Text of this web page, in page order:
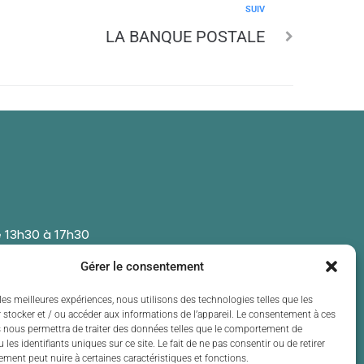
Gérer le consentement
meilleures expériences, nous utilisons des technologies telles que les
et / ou accéder aux informations de l’appareil. Le consentement à ces
permettra de traiter des données telles que le comportement de
les identifiants uniques sur ce site. Le fait de ne pas consentir ou de retirer
peut nuire à certaines caractéristiques et fonctions.
SUIV
LA BANQUE POSTALE
à 17h30
à 17h30
13h30 à 17h30
à 17h30
de 13h30 à 17h30